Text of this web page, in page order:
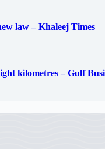
law – Khaleej Times
kilometres – Gulf